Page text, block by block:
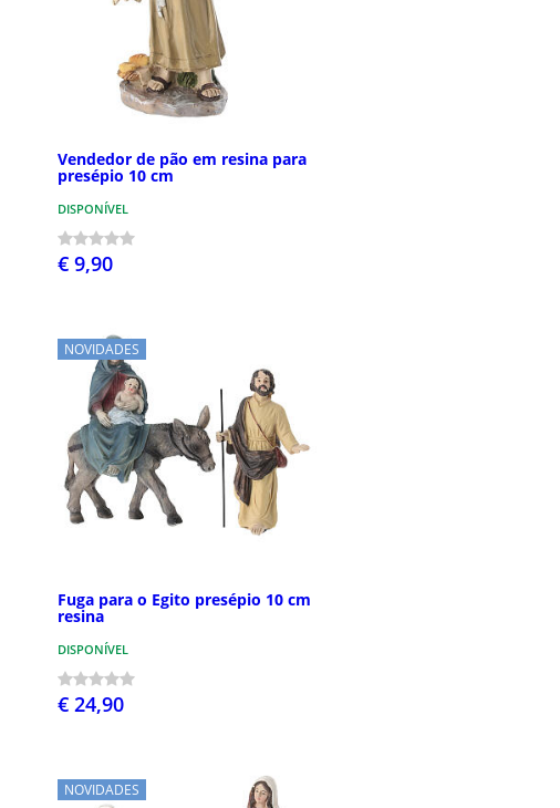
Vendedor de pão em resina para
presépio 10 cm
DISPONÍVEL
€ 9,90
NOVIDADES
Fuga para o Egito presépio 10 cm
resina
DISPONÍVEL
€ 24,90
NOVIDADES